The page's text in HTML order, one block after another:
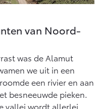
van Noord-
was de Alamut
we uit in een
een rivier en aan
besneeuwde pieken.
vallei wordt allerlei